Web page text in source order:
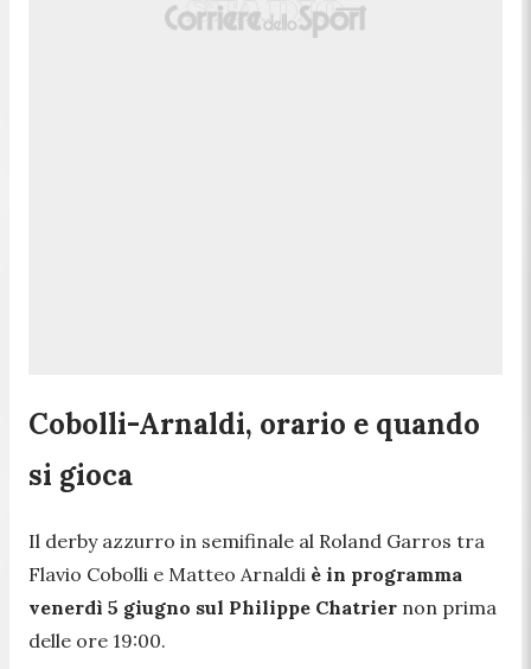
Cobolli-Arnaldi, orario e quando
si gioca
Il derby azzurro in semifinale al Roland Garros tra
Flavio Cobolli e Matteo Arnaldi è in programma
venerdì 5 giugno sul Philippe Chatrier non prima
delle ore 19:00.